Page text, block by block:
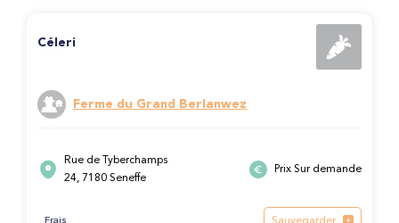
Céleri
Ferme du Grand Berlanwez
Rue de Tyberchamps
24, 7180 Seneffe
Prix Sur demande